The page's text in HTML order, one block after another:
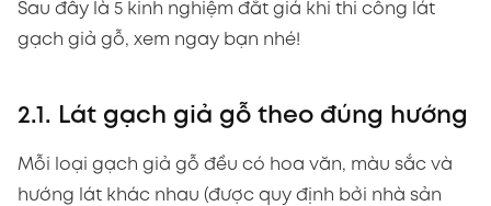
Sau đây là 5 kinh nghiệm đắt giá khi thi công lát
gạch giả gỗ, xem ngay bạn nhé!
2.1. Lát gạch giả gỗ theo đúng hướng
Mỗi loại gạch giả gỗ đều có hoa văn, màu sắc và
hướng lát khác nhau (được quy định bởi nhà sản